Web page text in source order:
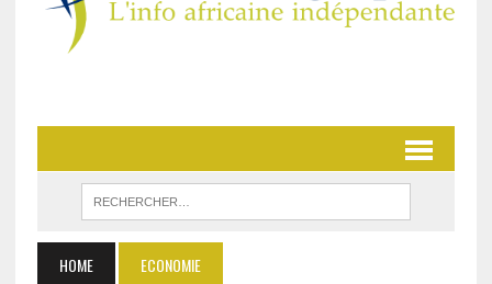
HOME ECONOMIE